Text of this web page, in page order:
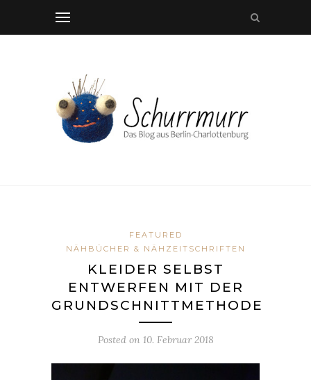
FEATURED
NÄHBÜCHER & NÄHZEITSCHRIFTEN
KLEIDER SELBST
ENTWERFEN MIT DER
GRUNDSCHNITTMETHODE
Posted on 10. Februar 2018